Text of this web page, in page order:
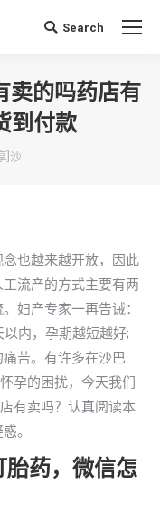
搜 Search
卖的吗药店有
到付款
]沙…
也越来越开放，因此
流产的方式主要有两
妇产专家一再告诫：
内，孕期越短越好;
苦。有许多在沙巴
孕的困扰，今天我们
有卖吗？认真阅读本
。
胎药，微信怎